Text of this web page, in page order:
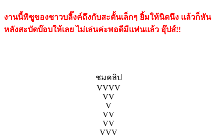
งานนี้พิซูของชาวบลิ๊งค์ถึงกับสะตั้นเล็กๆ ยิ้มให้นิดนึง แล้วก็หัน
หลังสะบัดบ๊อบให้เลย ไม่เล่นค่ะพอดีมีแฟนแล้ว อุ๊ปส์!!
ชมคลิป
VVVV
VV
V
VV
VV
VVV